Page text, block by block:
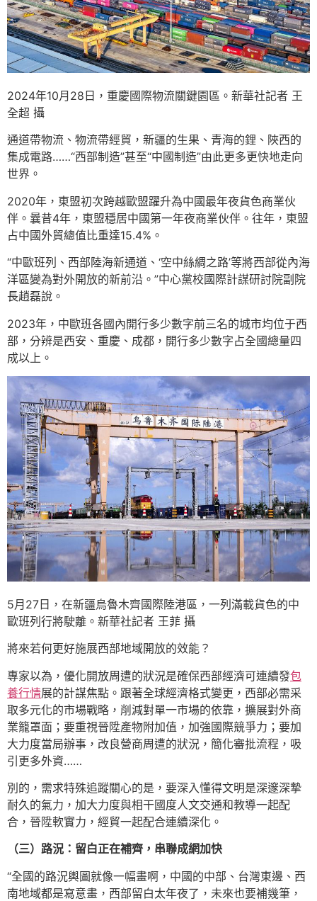
2024年10月28日，重慶國際物流關鍵園區。新華社記者 王
全超 攝
通道帶物流、物流帶經貿，新疆的生果、青海的鋰、陜西的
集成電路……“西部制造”甚至“中國制造”由此更多更快地走向
世界。
2020年，東盟初次跨越歐盟躍升為中國最年夜貨色商業伙
伴。曩昔4年，東盟穩居中國第一年夜商業伙伴。往年，東盟
占中國外貿總值比重達15.4%。
“中歐班列、西部陸海新通道、‘空中絲綢之路’等將西部從內海
洋區變為對外開放的新前沿。”中心黨校國際計謀研討院副院
長趙磊說。
2023年，中歐班各國內開行多少數字前三名的城市均位于西
部，分辨是西安、重慶、成都，開行多少數字占全國總量四
成以上。
5月27日，在新疆烏魯木齊國際陸港區，一列滿載貨色的中
歐班列行將駛離。新華社記者 王菲 攝
將來若何更好施展西部地域開放的效能？
專家以為，優化開放周遭的狀況是確保西部經濟可連續發包
養行情展的計謀焦點。跟著全球經濟格式變更，西部必需采
取多元化的市場戰略，削減對單一市場的依靠，擴展對外商
業籠罩面；要重視晉陞產物附加值，加強國際競爭力；要加
大力度當局辦事，改良營商周遭的狀況，簡化審批流程，吸
引更多外資……
別的，需求特殊追蹤關心的是，要深入懂得文明是深邃深摯
耐久的氣力，加大力度與相干國度人文交通和教導一起配
合，晉陞軟實力，經貿一起配合連續深化。
（三）路況：留白正在補齊，串聯成網加快
“全國的路況輿圖就像一幅畫啊，中國的中部、台灣東邊、西
南地域都是寫意畫，西部留白太年夜了，未來也要補幾筆，